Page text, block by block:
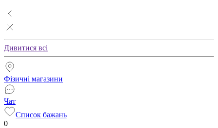
Дивитися всі
Фізичні магазини
Чат
Список бажань
0